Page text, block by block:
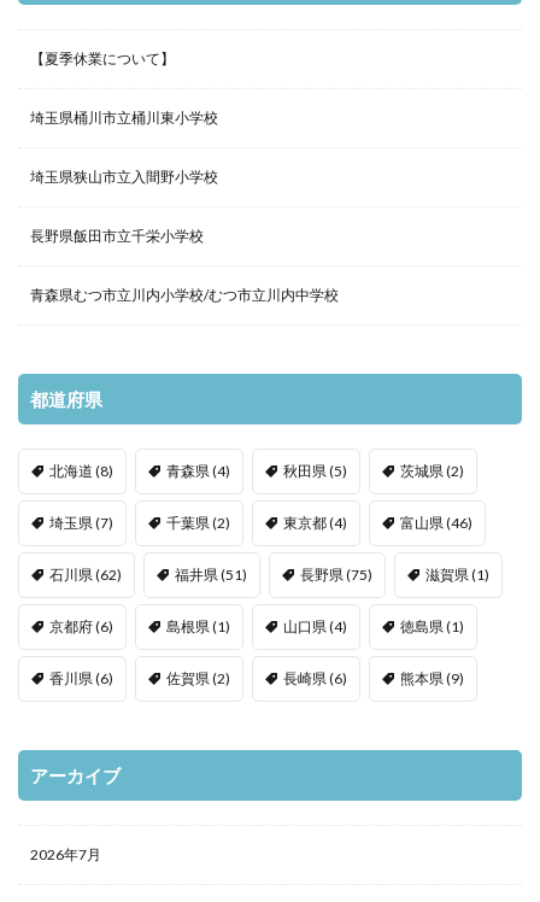
【夏季休業について】
埼玉県桶川市立桶川東小学校
埼玉県狭山市立入間野小学校
長野県飯田市立千栄小学校
青森県むつ市立川内小学校/むつ市立川内中学校
都道府県
北海道 (8) 青森県(4) 秋田県(5) 茨城県(2)
埼玉県(7) 千葉県(2) 東京都(4) 富山県(46)
石川県(62) 福井県(51) 長野県(75) 滋賀県(1)
京都府(6) 島根県(1) 山口県(4) 徳島県(1)
香川県(6) 佐賀県(2) 長崎県(6) 熊本県(9)
アーカイブ
2026年7月